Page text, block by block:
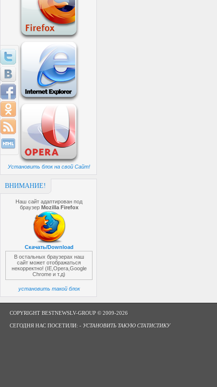
Установить блок на свой Сайт!
ВНИМАНИЕ!
Наш сайт адаптирован под
браузер Mozilla Firefox
Скачать/Download
В остальных браузерах наш
сайт может отображаться
некорректно! (IE,Opera,Google
Chrome и т.д)
установить такой блок
COPYRIGHT BESTNEWSLV-GROUP © 2009-2026
СЕГОДНЯ НАС ПОСЕТИЛИ: - УСТАНОВИТЬ ТАКУЮ СТАТИСТИКУ